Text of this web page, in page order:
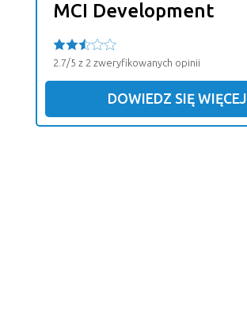
MCI Development
2.7/5 z 2 zweryfikowanych opinii
DOWIEDZ SIĘ WIĘCEJ